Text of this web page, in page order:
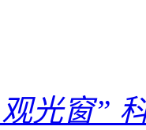
光窗”